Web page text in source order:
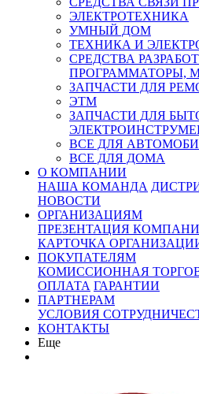
ЭЛЕКТРОТЕХНИКА
УМНЫЙ ДОМ
ТЕХНИКА И
СРЕДСТВА
ПРОГРАММАТОРЫ,
ЗАПЧАСТИ ДЛЯ
ЭТМ
ЗАПЧАСТИ ДЛЯ
ВСЕ ДЛЯ
ВСЕ ДЛЯ ДОМА
О КОМПАНИИ
НАША КОМАНДА
НОВОСТИ
ОРГАНИЗАЦИЯМ
ПРЕЗЕНТАЦИЯ
КАРТОЧКА
ПОКУПАТЕЛЯМ
КОМИССИОННАЯ
ОПЛАТА ГАРАНТИИ
ПАРТНЕРАМ
УСЛОВИЯ
КОНТАКТЫ
Еще